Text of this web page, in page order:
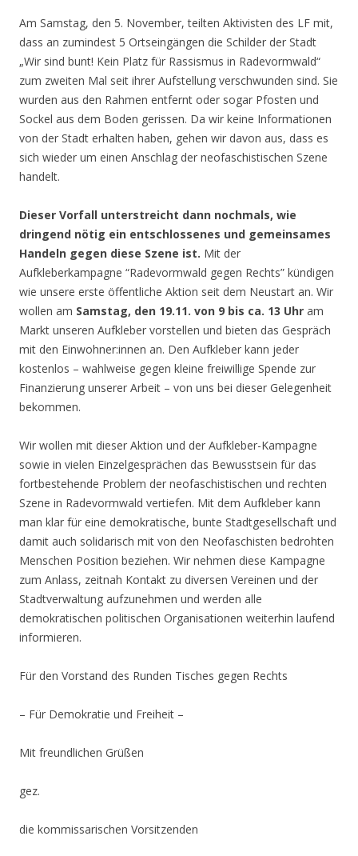
Am Samstag, den 5. November, teilten Aktivisten des LF mit,
dass an zumindest 5 Ortseingängen die Schilder der Stadt
„Wir sind bunt! Kein Platz für Rassismus in Radevormwald“
zum zweiten Mal seit ihrer Aufstellung verschwunden sind. Sie
wurden aus den Rahmen entfernt oder sogar Pfosten und
Sockel aus dem Boden gerissen. Da wir keine Informationen
von der Stadt erhalten haben, gehen wir davon aus, dass es
sich wieder um einen Anschlag der neofaschistischen Szene
handelt.
Dieser Vorfall unterstreicht dann nochmals, wie
dringend nötig ein entschlossenes und gemeinsames
Handeln gegen diese Szene ist. Mit der
Aufkleberkampagne “Radevormwald gegen Rechts” kündigen
wie unsere erste öffentliche Aktion seit dem Neustart an. Wir
wollen am Samstag, den 19.11. von 9 bis ca. 13 Uhr am
Markt unseren Aufkleber vorstellen und bieten das Gespräch
mit den Einwohner:innen an. Den Aufkleber kann jeder
kostenlos – wahlweise gegen kleine freiwillige Spende zur
Finanzierung unserer Arbeit – von uns bei dieser Gelegenheit
bekommen.
Wir wollen mit dieser Aktion und der Aufkleber-Kampagne
sowie in vielen Einzelgesprächen das Bewusstsein für das
fortbestehende Problem der neofaschistischen und rechten
Szene in Radevormwald vertiefen. Mit dem Aufkleber kann
man klar für eine demokratische, bunte Stadtgesellschaft und
damit auch solidarisch mit von den Neofaschisten bedrohten
Menschen Position beziehen. Wir nehmen diese Kampagne
zum Anlass, zeitnah Kontakt zu diversen Vereinen und der
Stadtverwaltung aufzunehmen und werden alle
demokratischen politischen Organisationen weiterhin laufend
informieren.
Für den Vorstand des Runden Tisches gegen Rechts
– Für Demokratie und Freiheit –
Mit freundlichen Grüßen
gez.
die kommissarischen Vorsitzenden